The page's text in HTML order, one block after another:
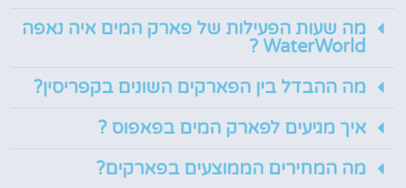
מה שעות הפעילות של פארק המים איה נאפה
WaterWorld ?
מה ההבדל בין הפארקים השונים בקפריסין?
איך מגיעים לפארק המים בפאפוס ?
מה המחירים הממוצעים בפארקים?